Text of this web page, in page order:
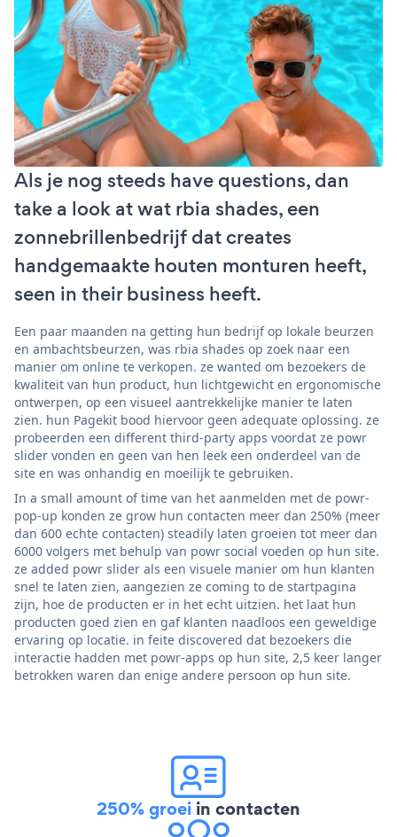
Als je nog steeds have questions, dan
take a look at wat rbia shades, een
zonnebrillenbedrijf dat creates
handgemaakte houten monturen heeft,
seen in their business heeft.
Een paar maanden na getting hun bedrijf op lokale beurzen
en ambachtsbeurzen, was rbia shades op zoek naar een
manier om online te verkopen. ze wanted om bezoekers de
kwaliteit van hun product, hun lichtgewicht en ergonomische
ontwerpen, op een visueel aantrekkelijke manier te laten
zien. hun Pagekit bood hiervoor geen adequate oplossing. ze
probeerden een different third-party apps voordat ze powr
slider vonden en geen van hen leek een onderdeel van de
site en was onhandig en moeilijk te gebruiken.
In a small amount of time van het aanmelden met de powr-
pop-up konden ze grow hun contacten meer dan 250% (meer
dan 600 echte contacten) steadily laten groeien tot meer dan
6000 volgers met behulp van powr social voeden op hun site.
ze added powr slider als een visuele manier om hun klanten
snel te laten zien, aangezien ze coming to de startpagina
zijn, hoe de producten er in het echt uitzien. het laat hun
producten goed zien en gaf klanten naadloos een geweldige
ervaring op locatie. in feite discovered dat bezoekers die
interactie hadden met powr-apps op hun site, 2,5 keer langer
betrokken waren dan enige andere persoon op hun site.
250% groei in contacten